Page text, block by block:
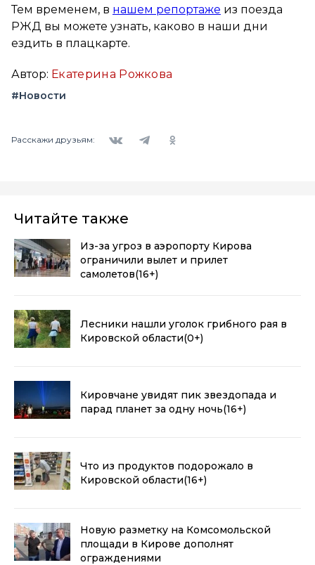
Тем временем, в нашем репортаже из поезда
РЖД вы можете узнать, каково в наши дни
ездить в плацкарте.
Автор: Екатерина Рожкова
#Новости
Расскажи друзьям:
Читайте также
Из-за угроз в аэропорту Кирова
ограничили вылет и прилет
самолетов(16+)
Лесники нашли уголок грибного рая в
Кировской области(0+)
Кировчане увидят пик звездопада и
парад планет за одну ночь(16+)
Что из продуктов подорожало в
Кировской области(16+)
Новую разметку на Комсомольской
площади в Кирове дополнят
ограждениями